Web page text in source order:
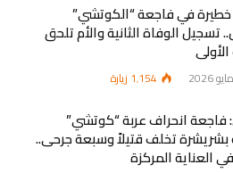
في فاجعة “الكوتشي”
الوفاة الثانية والأم تلحق
1٬154 زيارة
انحراف عربة “كوتشي”
تخلف قتيلاً وسبعة جرحى..
العناية المركزة